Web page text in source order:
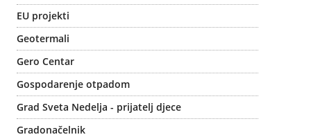
EU projekti
Geotermali
Gero Centar
Gospodarenje otpadom
Grad Sveta Nedelja - prijatelj djece
Gradonačelnik